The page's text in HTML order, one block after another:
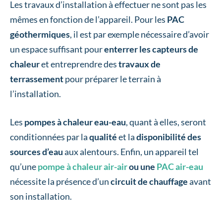
Les travaux d’installation à effectuer ne sont pas les
mêmes en fonction de l’appareil. Pour les PAC
géothermiques, il est par exemple nécessaire d’avoir
un espace suffisant pourenterrer les capteurs de
chaleuret entreprendre destravaux de
terrassementpour préparer le terrain à
l’installation.
Les pompes à chaleur eau-eau, quant à elles, seront
conditionnées par laqualitéet ladisponibilité des
sources d’eauaux alentours. Enfin, un appareil tel
qu’unepompe à chaleur air-airou une PAC air-eau
nécessite la présence d’uncircuit de chauffageavant
son installation.